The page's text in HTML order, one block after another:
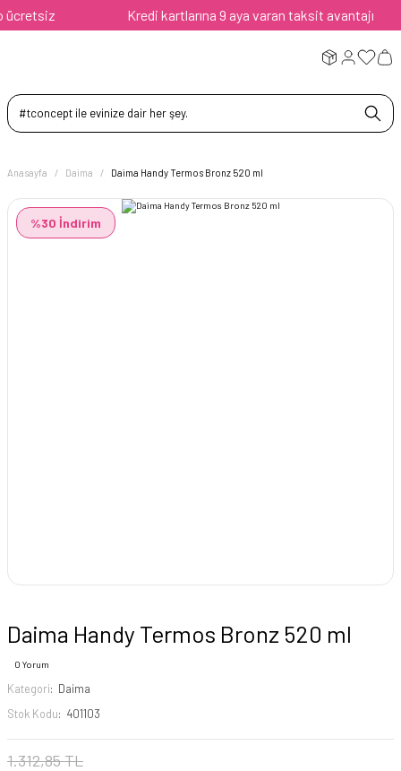
Kredi kartlarına 9 aya varan taksit avantajı
Anasayfa Daima Daima Handy Termos Bronz 520 ml
%30 İndirim
Daima Handy Termos Bronz 520 ml
0 Yorum
Kategori
Daima
Stok Kodu
401103
1.312,85 TL